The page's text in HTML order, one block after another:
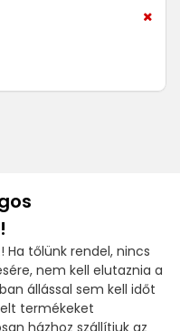
Ha tőlünk rendel, nincs
nem kell elutaznia a
állással sem kell időt
termékeket
házhoz szállítjuk az